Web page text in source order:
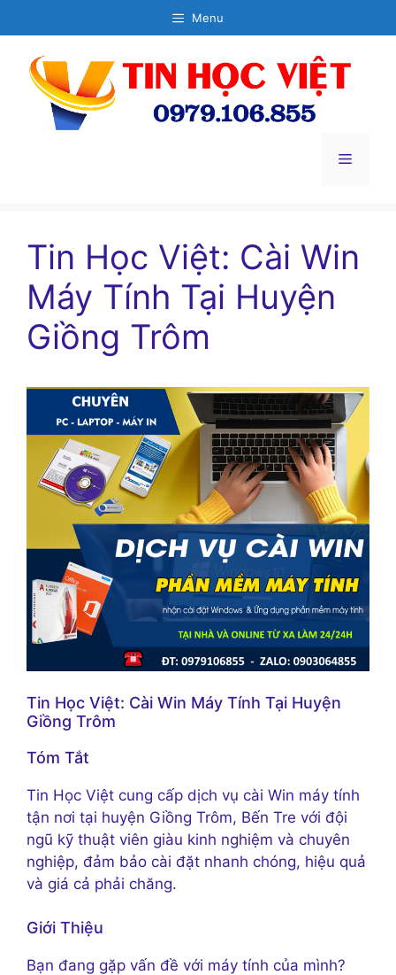
đến
dung
Menu
Menu
Tin Học Việt: Cài Win
Máy Tính Tại Huyện
Giồng Trôm
Tin Học Việt: Cài Win Máy Tính Tại Huyện
Giồng Trôm
Tóm Tắt
Tin Học Việt cung cấp dịch vụ cài Win máy tính
tận nơi tại huyện Giồng Trôm, Bến Tre với đội
ngũ kỹ thuật viên giàu kinh nghiệm và chuyên
nghiệp, đảm bảo cài đặt nhanh chóng, hiệu quả
và giá cả phải chăng.
Giới Thiệu
Bạn đang gặp vấn đề với máy tính của mình?